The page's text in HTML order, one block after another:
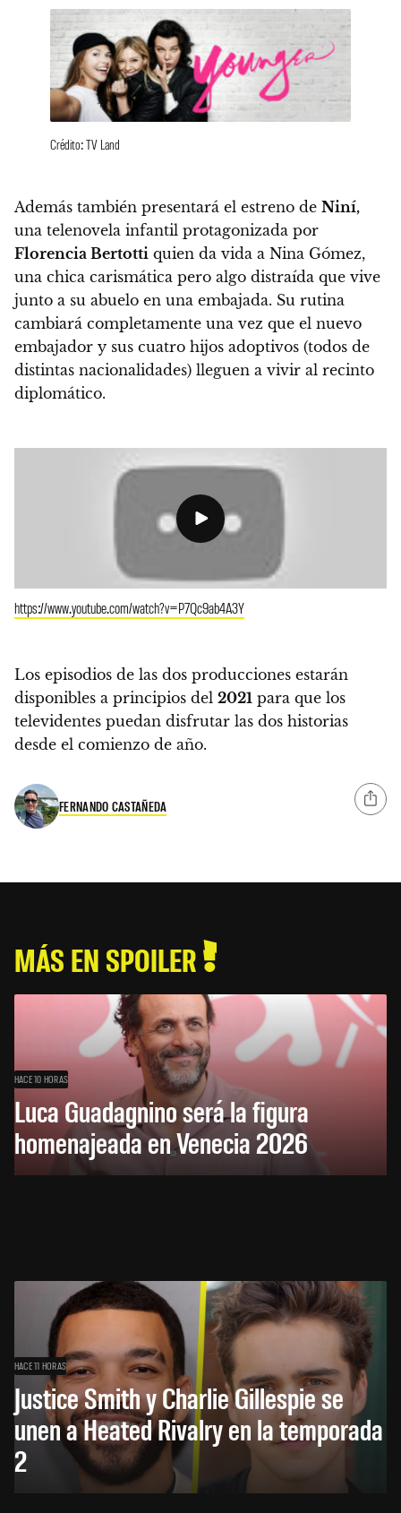
Crédito: TV Land
Además también presentará el estreno de Niní,
una telenovela infantil protagonizada por
Florencia Bertotti quien da vida a Nina Gómez,
una chica carismática pero algo distraída que vive
junto a su abuelo en una embajada. Su rutina
cambiará completamente una vez que el nuevo
embajador y sus cuatro hijos adoptivos (todos de
distintas nacionalidades) lleguen a vivir al recinto
diplomático.
https://www.youtube.com/watch?v=P7Qc9ab4A3Y
Los episodios de las dos producciones estarán
disponibles a principios del 2021 para que los
televidentes puedan disfrutar las dos historias
desde el comienzo de año.
FERNANDO CASTAÑEDA
MÁS EN SPOILER
HACE 10 HORAS
Luca Guadagnino será la figura
homenajeada en Venecia 2026
HACE 11 HORAS
Justice Smith y Charlie Gillespie se
unen a Heated Rivalry en la temporada
2